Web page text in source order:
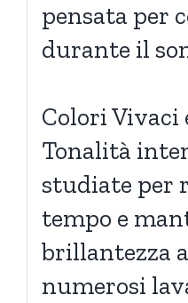
pensata per
durante il
Colori
Tonalità
studiate per
tempo e
brillantezza
numerosi